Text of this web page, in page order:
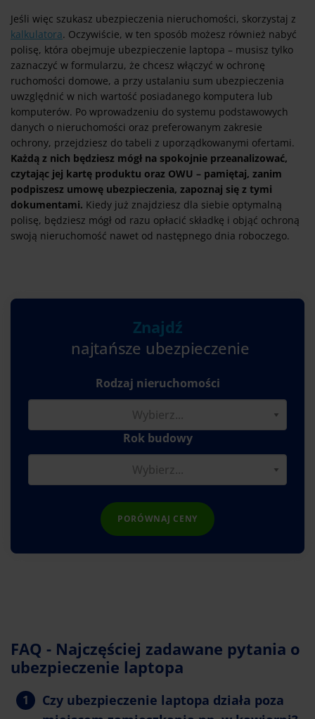
Jeśli więc szukasz ubezpieczenia nieruchomości, skorzystaj z
kalkulatora. Oczywiście, w ten sposób możesz również nabyć
polisę, która obejmuje ubezpieczenie laptopa – musisz tylko
zaznaczyć w formularzu, że chcesz włączyć w ochronę
ruchomości domowe, a przy ustalaniu sum ubezpieczenia
uwzględnić w nich wartość posiadanego komputera lub
komputerów. Po wprowadzeniu do systemu podstawowych
danych o nieruchomości oraz preferowanym zakresie
ochrony, przejdziesz do tabeli z uporządkowanymi ofertami.
Każdą z nich będziesz mógł na spokojnie przeanalizować,
czytając jej kartę produktu oraz OWU – pamiętaj, zanim
podpiszesz umowę ubezpieczenia, zapoznaj się z tymi
dokumentami. Kiedy już znajdziesz dla siebie optymalną
polisę, będziesz mógł od razu opłacić składkę i objąć ochroną
swoją nieruchomość nawet od następnego dnia roboczego.
Znajdź
najtańsze ubezpieczenie
Rodzaj nieruchomości
Rok budowy
PORÓWNAJ CENY
FAQ - Najczęściej zadawane pytania o
ubezpieczenie laptopa
Czy ubezpieczenie laptopa działa poza